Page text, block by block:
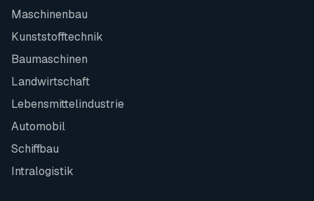
Maschinenbau
Kunststofftechnik
Baumaschinen
Landwirtschaft
Lebensmittelindustrie
Automobil
Schiffbau
Intralogistik